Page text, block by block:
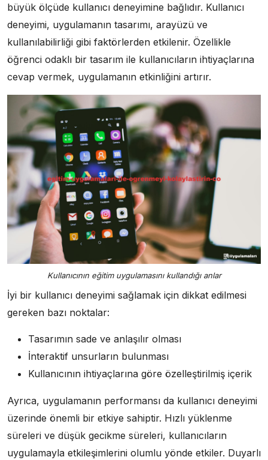
büyük ölçüde kullanıcı deneyimine bağlıdır. Kullanıcı
deneyimi, uygulamanın tasarımı, arayüzü ve
kullanılabilirliği gibi faktörlerden etkilenir. Özellikle
öğrenci odaklı bir tasarım ile kullanıcıların ihtiyaçlarına
cevap vermek, uygulamanın etkinliğini artırır.
Kullanıcının eğitim uygulamasını kullandığı anlar
İyi bir kullanıcı deneyimi sağlamak için dikkat edilmesi
gereken bazı noktalar:
Tasarımın sade ve anlaşılır olması
İnteraktif unsurların bulunması
Kullanıcının ihtiyaçlarına göre özelleştirilmiş içerik
Ayrıca, uygulamanın performansı da kullanıcı deneyimi
üzerinde önemli bir etkiye sahiptir. Hızlı yüklenme
süreleri ve düşük gecikme süreleri, kullanıcıların
uygulamayla etkileşimlerini olumlu yönde etkiler. Duyarlı